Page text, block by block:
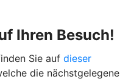
Ihren Besuch!
Sie auf dieser
die nächstgelegene